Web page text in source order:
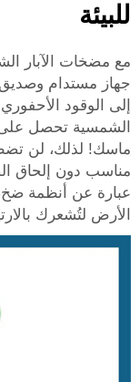
للبيئة
مع مضخات الآبار
جهاز مستدام وصديق
إلى الوقود
الشمسية تحصل
ماسك! لذلك، لن
مناسب دون إلحاق
عبارة عن أنظمة
الأرض لتُشعرك